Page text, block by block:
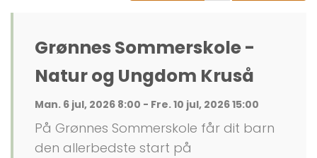
Grønnes Sommerskole -
Natur og Ungdom Kruså
Man. 6 jul, 2026 8:00 - Fre. 10 jul, 2026 15:00
På Grønnes Sommerskole får dit barn
den allerbedste start på